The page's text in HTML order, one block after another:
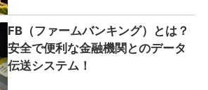
FB（ファームバンキング）とは？
安全で便利な金融機関とのデータ
伝送システム！